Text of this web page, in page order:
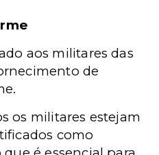
aos militares das
de
os militares estejam
como